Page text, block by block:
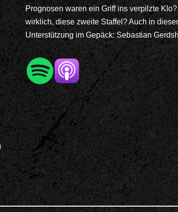
Prognosen waren ein Griff ins verpilzte
wirklich, diese zweite Staffel? Auch in
Unterstützung im Gepäck: Sebastian